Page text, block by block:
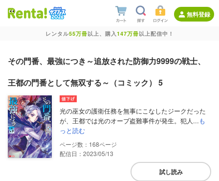
無料登録
レンタル55万冊以上、購入147万冊以上配信中！
その門番、最強につき～追放された防御力9999の戦士、
王都の門番として無双する～（コミック） 5
光の巫女の護衛任務を無事にこなしたジークだった
が、王都では光のオーブ盗難事件が発生。犯人...も
っと読む
168
配信日：2023/05/13
試し読み